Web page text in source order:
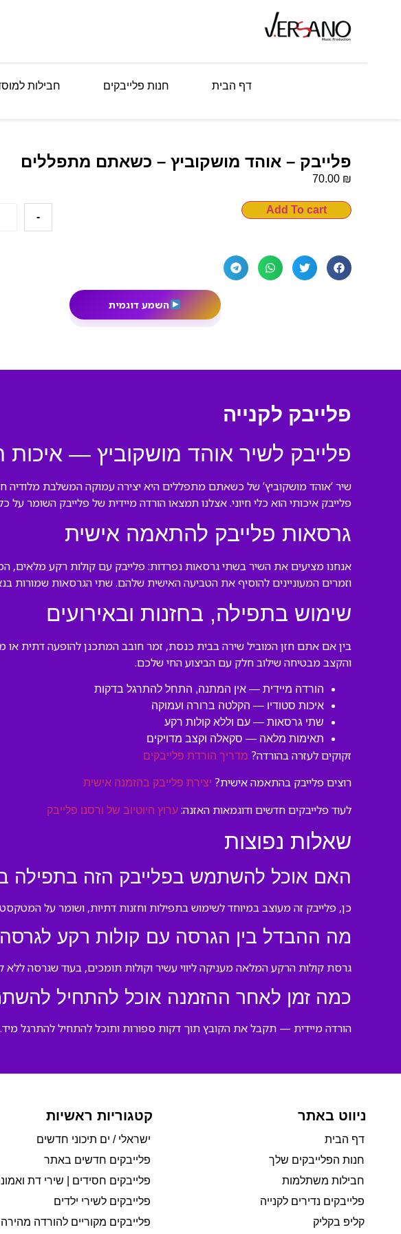
דף הבית חנות פלייבקים חבילות
פלייבק – אוהד מושקוביץ – כשאתם מתפללים
70.00 ₪
-
Add To cart
השמע דוגמית
פלייבק לקנייה
פלייבק לשיר אוהד מושקוביץ — איכות
שיר ‘אוהד מושקוביץ’ של כשאתם מתפללים היא יצירה עמוקה המשלבת מלודיה
פלייבק איכותי הוא כלי חיוני. אצלנו תמצאו הורדה מיידית של פלייבק השומר על
גרסאות פלייבק להתאמה אישית
אנחנו מציעים את השיר בשתי גרסאות נפרדות: פלייבק עם קולות רקע מלאים,
וזמרים המעוניינים להוסיף את הטביעה האישית שלהם. שתי הגרסאות שמורות
שימוש בתפילה, בחזנות ובאירועים
בין אם אתם חזן המוביל שירה בבית כנסת, זמר חובב המתכנן להופעה דתית או
והקצב מבטיחה שילוב חלק עם הביצוע החי שלכם.
הורדה מיידית — אין המתנה, התחל להתרגל בדקות
איכות סטודיו — הקלטה ברורה ועמוקה
שתי גרסאות — עם וללא קולות רקע
תאימות מלאה — סקאלה וקצב מדויקים
זקוקים לעזרה בהורדה? מדריך הורדת פלייבקים
רוצים פלייבק בהתאמה אישית? יצירת פלייבק בהזמנה אישית
לעוד פלייבקים חדשים ודוגמאות האזנה: ערוץ היוטיוב של ורסנו פלייבק
שאלות נפוצות
האם אוכל להשתמש בפלייבק הזה בתפילה
כן, פלייבק זה מעוצב במיוחד לשימוש בתפילות וחזנות דתיות, ושומר על
מה ההבדל בין הגרסה עם קולות רקע
גרסת קולות הרקע המלאה מעניקה ליווי עשיר וקולות תומכים, בעוד שגרסה
כמה זמן לאחר ההזמנה אוכל להתחיל
הורדה מיידית — תקבל את הקובץ תוך דקות ספורות ותוכל להתחיל להתרגל מיד.
ניווט באתר
דף הבית
חנות הפלייבקים שלך
חבילות משתלמות
פלייבקים נדירים לקנייה
קליפ בקליק
קטגוריות ראשיות
ישראלי / ים תיכוני חדשים
פלייבקים חדשים באתר
פלייבקים חסידים | שירי דת
פלייבקים לשירי ילדים
פלייבקים מקוריים להורדה מהירה